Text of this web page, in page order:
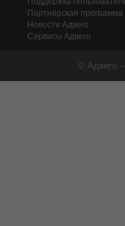
Партнерская программа
Новости Адвего
Сервисы Адвего
© Адвего